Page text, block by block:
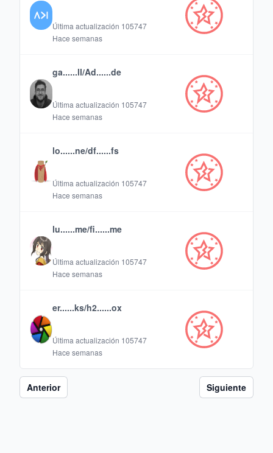
Última actualización 105747
Hace semanas
ga......ll/Ad......de
Última actualización 105747
Hace semanas
lo......ne/df......fs
Última actualización 105747
Hace semanas
lu......me/fi......me
Última actualización 105747
Hace semanas
er......ks/h2......ox
Última actualización 105747
Hace semanas
Anterior Siguiente